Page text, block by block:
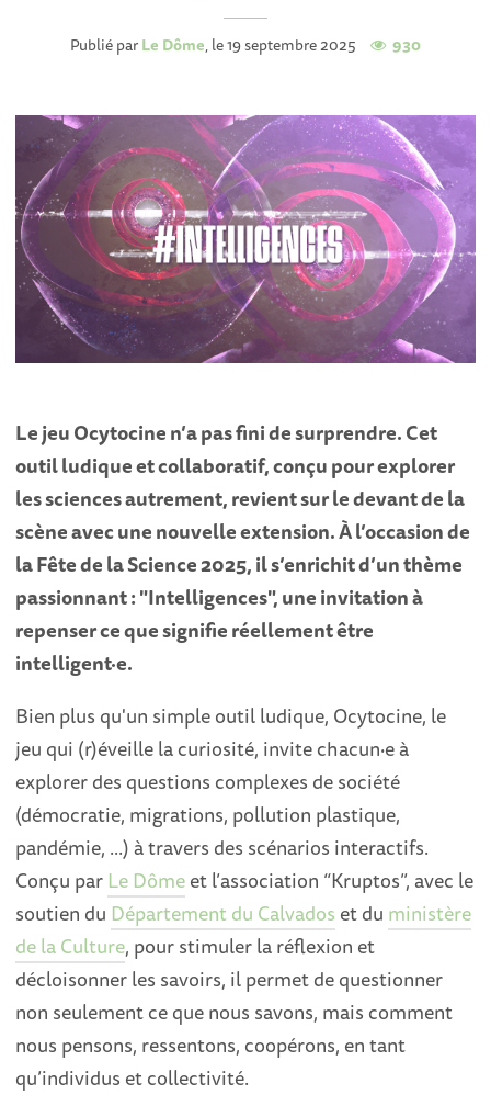
Publié parLe Dôme, le 19 septembre 2025 930
Le jeu Ocytocine n’a pas fini de surprendre. Cet
outil ludique et collaboratif, conçu pour explorer
les sciences autrement, revient sur le devant de la
scène avec une nouvelle extension. À l’occasion de
la Fête de la Science 2025, il s’enrichit d’un thème
passionnant : "Intelligences", une invitation à
repenser ce que signifie réellement être
intelligent·e.
Bien plus qu'un simple outil ludique, Ocytocine, le
jeu qui (r)éveille la curiosité, invite chacun·e à
explorer des questions complexes de société
(démocratie, migrations, pollution plastique,
pandémie, ...) à travers des scénarios interactifs.
Conçu par Le Dômeet l’association “Kruptos”, avec le
soutien du Département du Calvados et du ministère
de la Culture, pour stimuler la réflexion et
décloisonner les savoirs, il permet de questionner
non seulement ce que nous savons, mais comment
nous pensons, ressentons, coopérons, en tant
qu’individus et collectivité.